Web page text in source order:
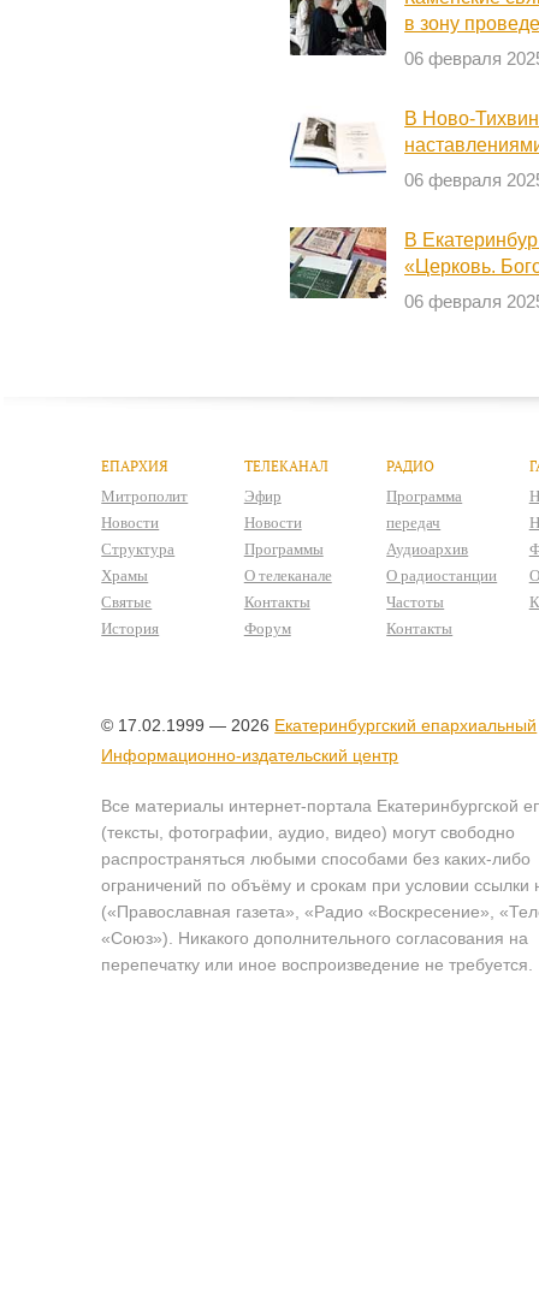
в зону
06 февраля
В Ново-
06 февраля
В
«Церковь.
06 февраля
ЕПАРХИЯ
Митрополит
Новости
Структура
Храмы
Святые
История
ТЕЛЕКАНАЛ
Эфир
Новости
Программы
О телеканале
Контакты
Форум
РАДИО
Программа
передач
Аудиоархив
О радиостанции
Частоты
Контакты
© 17.02.1999 — 2026 Екатеринбургский епархиальный
Информационно-издательский центр
Все материалы интернет-портала Екатеринбургской
(тексты, фотографии, аудио, видео) могут свободно
распространяться любыми способами без каких-либо
ограничений по объёму и срокам при условии ссылки
(«Православная газета», «Радио «Воскресение»,
«Союз»). Никакого дополнительного согласования на
перепечатку или иное воспроизведение не требуется.